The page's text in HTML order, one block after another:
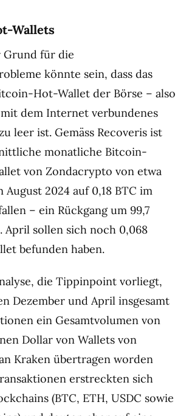
Wallets
Grund für die
könnte sein, dass das
Hot-Wallet der Börse – also
dem Internet verbundenes
leer ist. Gemäss Recoveris ist
monatliche Bitcoin-
von Zondacrypto von etwa
August 2024 auf 0,18 BTC im
– ein Rückgang um 99,7
April sollen sich noch 0,068
befunden haben.
die Tippinpoint vorliegt,
Dezember und April insgesamt
ein Gesamtvolumen von
Dollar von Wallets von
Kraken übertragen worden
erstreckten sich
(BTC, ETH, USDC sowie